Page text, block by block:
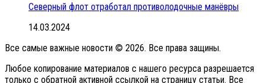
Северный флот отработал противолодочные манёвры
14.03.2024
Все самые важные новости © 2026. Все права защины.
Любое копирование материалов с нашего ресурса разрешается
только с обратной активной ссылкой на страницу статьи. Все